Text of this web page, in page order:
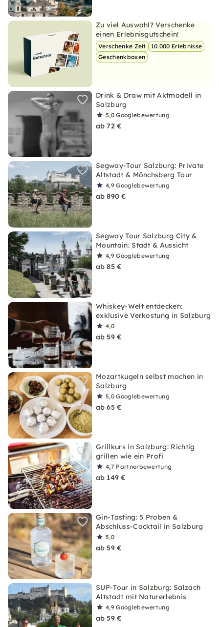
Zu viel Auswahl? Verschenke
einen Erlebnisgutschein!
Verschenke Zeit
10.000 Erlebnisse
Geschenkboxen
Drink & Draw mit Aktmodell in
Salzburg
5,0Googlebewertung
ab 72 €
Segway-Tour Salzburg: Private
Altstadt & Mönchsberg Tour
4,9Googlebewertung
ab 890 €
Segway Tour Salzburg City &
Mountain: Stadt & Aussicht
4,9Googlebewertung
ab 85 €
Whiskey-Welt entdecken:
exklusive Verkostung in Salzburg
4,0
ab 59 €
Mozartkugeln selbst machen in
Salzburg
5,0Googlebewertung
ab 65 €
Grillkurs in Salzburg: Richtig
grillen wie ein Profi
4,7 Partnerbewertung
ab 149 €
Gin-Tasting: 5 Proben &
Abschluss-Cocktail in Salzburg
5,0
ab 59 €
SUP-Tour in Salzburg: Salzach
Altstadt mit Naturerlebnis
4,9Googlebewertung
ab 59 €